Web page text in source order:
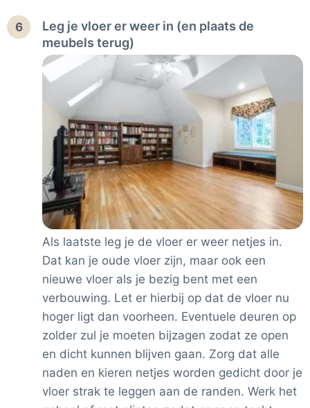
6
Leg je vloer er weer in (en plaats de
meubels terug)
Als laatste leg je de vloer er weer netjes in.
Dat kan je oude vloer zijn, maar ook een
nieuwe vloer als je bezig bent met een
verbouwing. Let er hierbij op dat de vloer nu
hoger ligt dan voorheen. Eventuele deuren op
zolder zul je moeten bijzagen zodat ze open
en dicht kunnen blijven gaan. Zorg dat alle
naden en kieren netjes worden gedicht door je
vloer strak te leggen aan de randen. Werk het